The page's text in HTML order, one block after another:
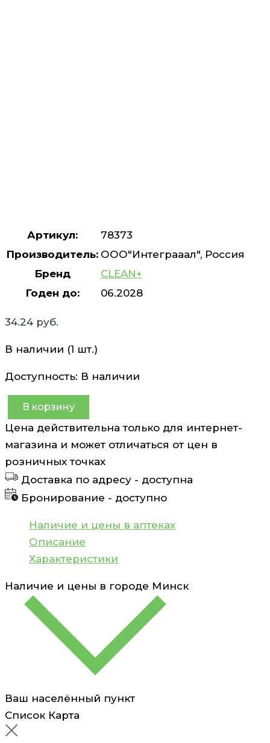
Артикул:
78373
Производитель: ООО"Интеграаал", Россия
Бренд
CLEAN+
Годен до:
06.2028
34.24 руб.
В наличии (1 шт.)
Доступность: В наличии
Количество
товара
Энзимная
пудра
Vitamin
C+
CLEAN+
В корзину
Цена действительна только для интернет-
магазина и может отличаться от цен в
розничных точках
Доставка по адресу - доступна
Бронирование - доступно
Наличие и цены в аптеках
Описание
Характеристики
Наличие и цены в городе Минск
Ваш населённый пункт
Список Карта